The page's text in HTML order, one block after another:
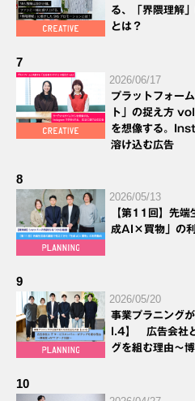
る、「界隈理解
とは？
7
2026/06/17
プラットフォー
ト」の捉え方
を想像する。
溶け込む広告
8
2026/05/13
【第11回】先端
成AI×買物」の
9
2026/05/20
事業プラニング
l.4】 広告会社
グを組む理由～
10